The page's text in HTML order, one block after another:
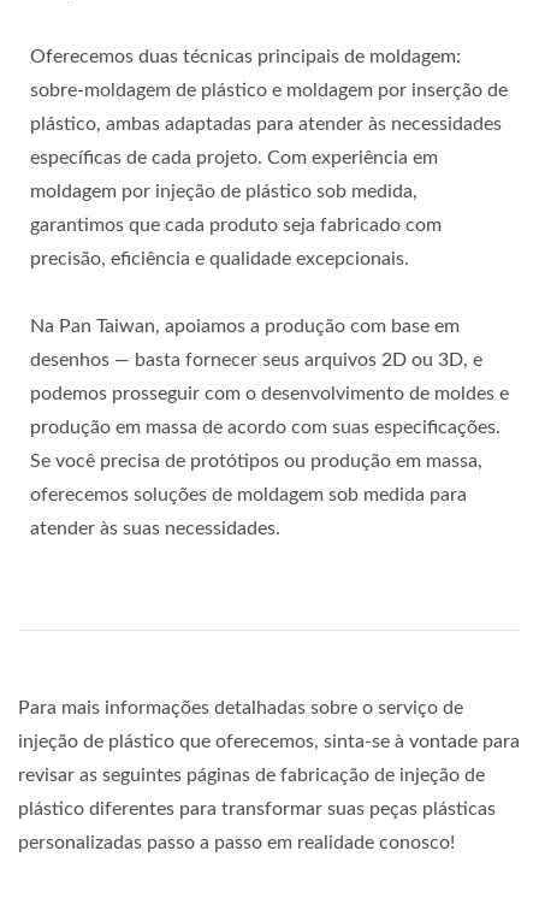
Oferecemos duas técnicas principais de moldagem:
sobre-moldagem de plástico e moldagem por inserção de
plástico, ambas adaptadas para atender às necessidades
específicas de cada projeto. Com experiência em
moldagem por injeção de plástico sob medida,
garantimos que cada produto seja fabricado com
precisão, eficiência e qualidade excepcionais.
Na Pan Taiwan, apoiamos a produção com base em
desenhos — basta fornecer seus arquivos 2D ou 3D, e
podemos prosseguir com o desenvolvimento de moldes e
produção em massa de acordo com suas especificações.
Se você precisa de protótipos ou produção em massa,
oferecemos soluções de moldagem sob medida para
atender às suas necessidades.
Para mais informações detalhadas sobre o serviço de
injeção de plástico que oferecemos, sinta-se à vontade para
revisar as seguintes páginas de fabricação de injeção de
plástico diferentes para transformar suas peças plásticas
personalizadas passo a passo em realidade conosco!